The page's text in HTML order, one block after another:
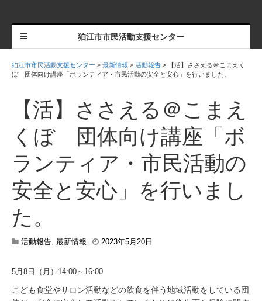
狛江市市民活動支援センター
狛江市市民活動支援センター > 最新情報 > 活動報告 >
【活】ささえる＠こまえく
ぼ 団体向け講座「ボランティア・市民活動の安全と安心」を行いました。
【活】ささえる＠こまえ
くぼ 団体向け講座「ボ
ランティア・市民活動の
安全と安心」を行いまし
た。
活動報告, 最新情報 2023年5月20日
5月8日（月）14:00～16:00
こども食堂やサロン活動などの飲食を伴う地域活動をしている団